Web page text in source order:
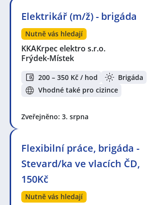
Elektrikář (m/ž) - brigáda
Nutně vás hledají
KKAKrpec elektro s.r.o.
Frýdek-Místek
200 – 350 Kč / hod
Brigáda
Vhodné také pro cizince
Zveřejněno: 3. srpna
Flexibilní práce, brigáda -
Stevard/ka ve vlacích ČD,
150Kč
Nutně vás hledají